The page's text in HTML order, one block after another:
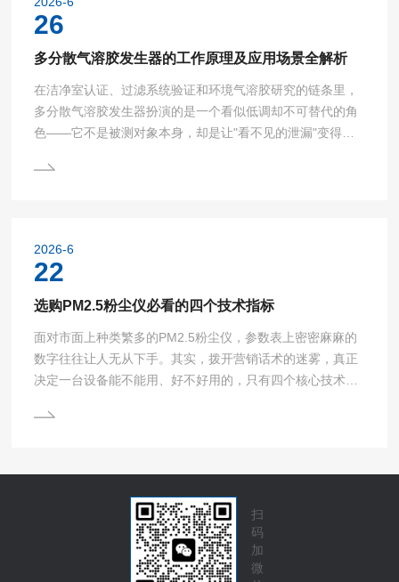
场所需选用IIC级设备，确保设备表面温度...
26
多分散气溶胶发生器的工作原理及应用场景全解析
在洁净室认证、过滤系统验证和环境气溶胶研究的链条里，
多分散气溶胶发生器扮演的是一个看似低调却不可替代的角
色——它不是被测对象本身，却是让"看不见的泄漏"变得可
质：它到底是怎么把一瓶无色液体，变成一支可用于定量判
为一个三步走的物理序列：雾化→分级→稳定输出。第一
步，雾...
2026-6
22
选购PM2.5粉尘仪必看的四个技术指标
面对市面上种类繁多的PM2.5粉尘仪，参数表上密密麻麻的
数字往往让人无从下手。其实，拨开营销话术的迷雾，真正
决定一台设备能不能用、好不好用的，只有四个核心技术指
力、长期稳定性与维护成本。抓住这四项，选购决策就有了
定了设备能覆盖的浓度...
扫
码
加
微